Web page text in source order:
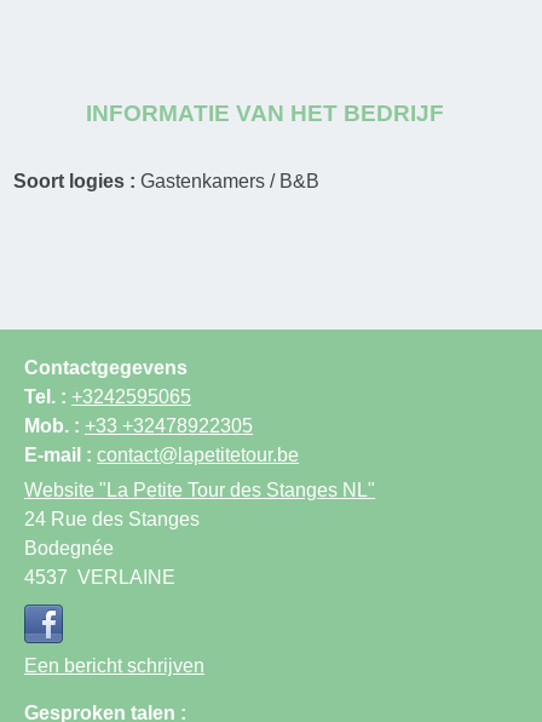
INFORMATIE VAN HET BEDRIJF
Soort logies :Gastenkamers / B&B
Contactgegevens
Tel. : +3242595065
Mob. : +33 +32478922305
E-mail : contact@lapetitetour.be
Website "La Petite Tour des Stanges NL"
24 Rue des Stanges
Bodegnée
4537 VERLAINE
Een bericht schrijven
Gesproken talen :